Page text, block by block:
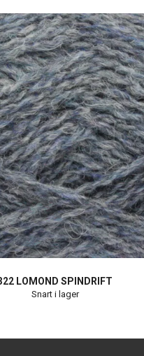
LOMOND SPINDRIFT
Snart i lager